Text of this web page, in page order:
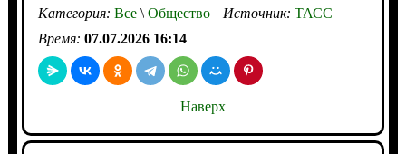
Категория: Все\Общество Источник: ТАСС
Время: 07.07.2026 16:14
Наверх